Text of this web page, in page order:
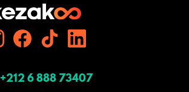
+212 6 888 73407